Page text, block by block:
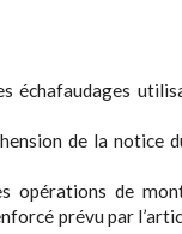
échafaudages
de la notice
opérations de
prévu par